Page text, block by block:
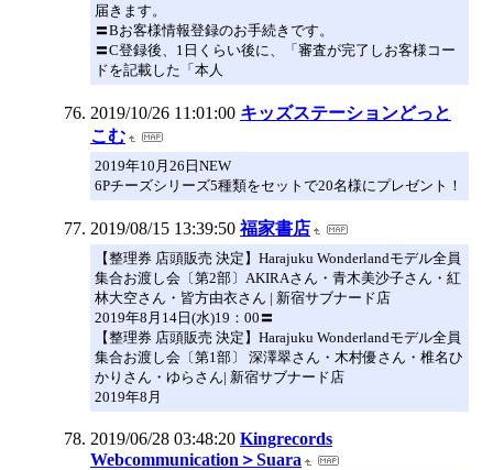
届きます。
〓Bお客様情報登録のお手続きです。
〓C登録後、1日くらい後に、「審査が完了しお客様コー
ドを記載した「本人
2019/10/26 11:01:00 キッズステーションどっと
こむ
2019年10月26日NEW
6Pチーズシリーズ5種類をセットで20名様にプレゼント！
2019/08/15 13:39:50 福家書店
【整理券 店頭販売 決定】Harajuku Wonderlandモデル全員
集合お渡し会〔第2部〕AKIRAさん・青木美沙子さん・紅
林大空さん・皆方由衣さん | 新宿サブナード店
2019年8月14日(水)19：00〓
【整理券 店頭販売 決定】Harajuku Wonderlandモデル全員
集合お渡し会〔第1部〕 深澤翠さん・木村優さん・椎名ひ
かりさん・ゆらさん| 新宿サブナード店
2019年8月
2019/06/28 03:48:20 Kingrecords
Webcommunication＞Suara